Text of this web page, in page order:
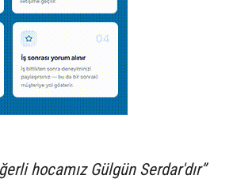
hocamız Gülgün Serdar'dır”